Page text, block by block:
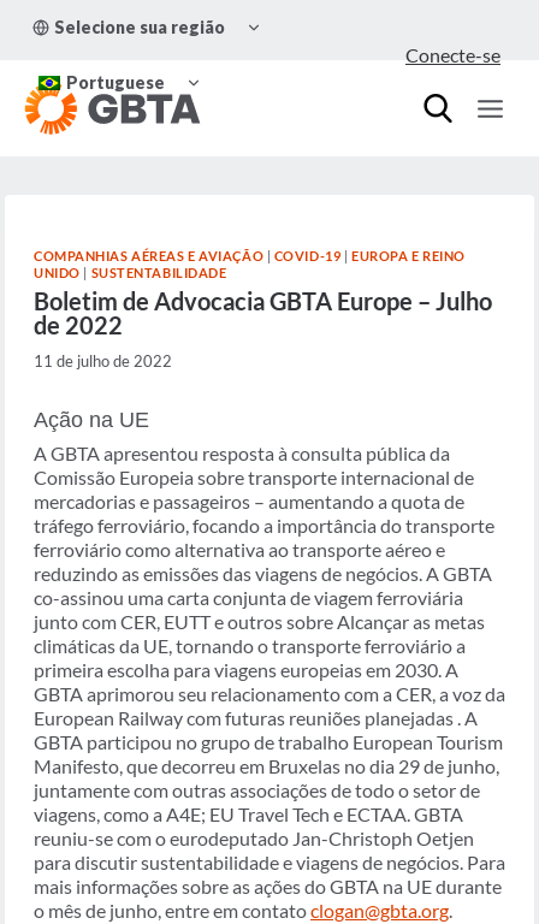
para
Conteúdo
Selecione sua região
MENU
Portuguese
MENU
FILHO
Conecte-se
COMPANHIAS AÉREAS E AVIAÇÃO | COVID-19 | EUROPA E REINO
UNIDO | SUSTENTABILIDADE
Boletim de Advocacia GBTA Europe – Julho
de 2022
11 de julho de 2022
Ação na UE
A GBTA apresentou resposta à consulta pública da
Comissão Europeia sobre transporte internacional de
mercadorias e passageiros – aumentando a quota de
tráfego ferroviário, focando a importância do transporte
ferroviário como alternativa ao transporte aéreo e
reduzindo as emissões das viagens de negócios. A GBTA
co-assinou uma carta conjunta de viagem ferroviária
junto com CER, EUTT e outros sobre Alcançar as metas
climáticas da UE, tornando o transporte ferroviário a
primeira escolha para viagens europeias em 2030. A
GBTA aprimorou seu relacionamento com a CER, a voz da
European Railway com futuras reuniões planejadas . A
GBTA participou no grupo de trabalho European Tourism
Manifesto, que decorreu em Bruxelas no dia 29 de junho,
juntamente com outras associações de todo o setor de
viagens, como a A4E; EU Travel Tech e ECTAA. GBTA
reuniu-se com o eurodeputado Jan-Christoph Oetjen
para discutir sustentabilidade e viagens de negócios. Para
mais informações sobre as ações do GBTA na UE durante
o mês de junho, entre em contatoclogan@gbta.org.